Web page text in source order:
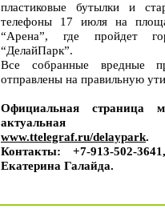
пластиковые бутылки и
телефоны 17 июля на
“Арена”, где пройдет
“ДелайПарк”.
Все собранные вредные
отправлены на правильную
Официальная страница
актуальная
www.ttelegraf.ru/delaypark.
Контакты: +7-913-502-
Екатерина Галайда.